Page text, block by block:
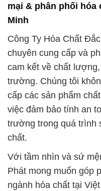
mại & phân phối hóa
Minh
Công Ty Hóa Chất
chuyên cung cấp và
cam kết về chất
trường. Chúng tôi
cấp các sản phẩm
việc đảm bảo tính an
trường trong quá trình
chất.
Với tầm nhìn và sứ
Phát mong muốn góp
ngành hóa chất tại